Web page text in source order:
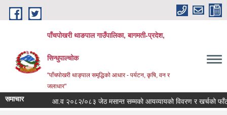
Skip to main content
पाँचपोखरी थाङपाल गाउँपालिका, बागमती-प्रदेश,
सिन्धुपाल्चोक
"पाँचपोखरी थाङ्पाल समृद्धिको आधार - पर्यटन, कृषि, वन र
जलाधार"
समाचार आ.व २०८२/०८३ जेठ मसान्त सम्मको आयव्यायको विवरण र खर्चको फाँटबारी